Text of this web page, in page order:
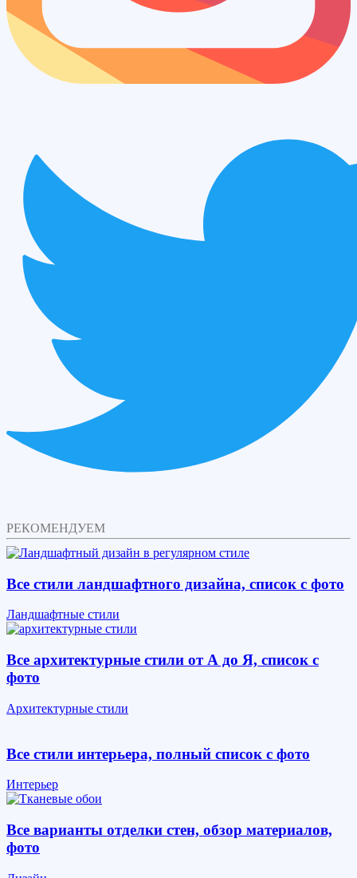
РЕКОМЕНДУЕМ
Все стили ландшафтного дизайна, список с фото
Ландшафтные стили
Все архитектурные стили от А до Я, список с
фото
Архитектурные стили
Все стили интерьера, полный список с фото
Интерьер
Все варианты отделки стен, обзор материалов,
фото